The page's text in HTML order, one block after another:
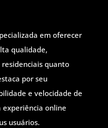
em oferecer
qualidade,
quanto
por seu
e velocidade de
online
usuários.